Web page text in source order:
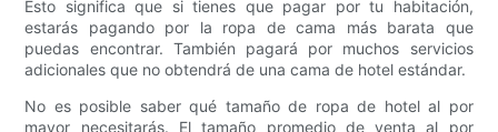
Esto significa que si tienes que pagar por tu habitación,
estarás pagando por la ropa de cama más barata que
puedas encontrar. También pagará por muchos servicios
adicionales que no obtendrá de una cama de hotel estándar.
No es posible saber qué tamaño de ropa de hotel al por
mayor necesitarás. El tamaño promedio de venta al por